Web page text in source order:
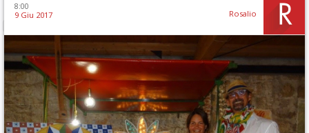
8:00
9 Giu 2017 Rosalio